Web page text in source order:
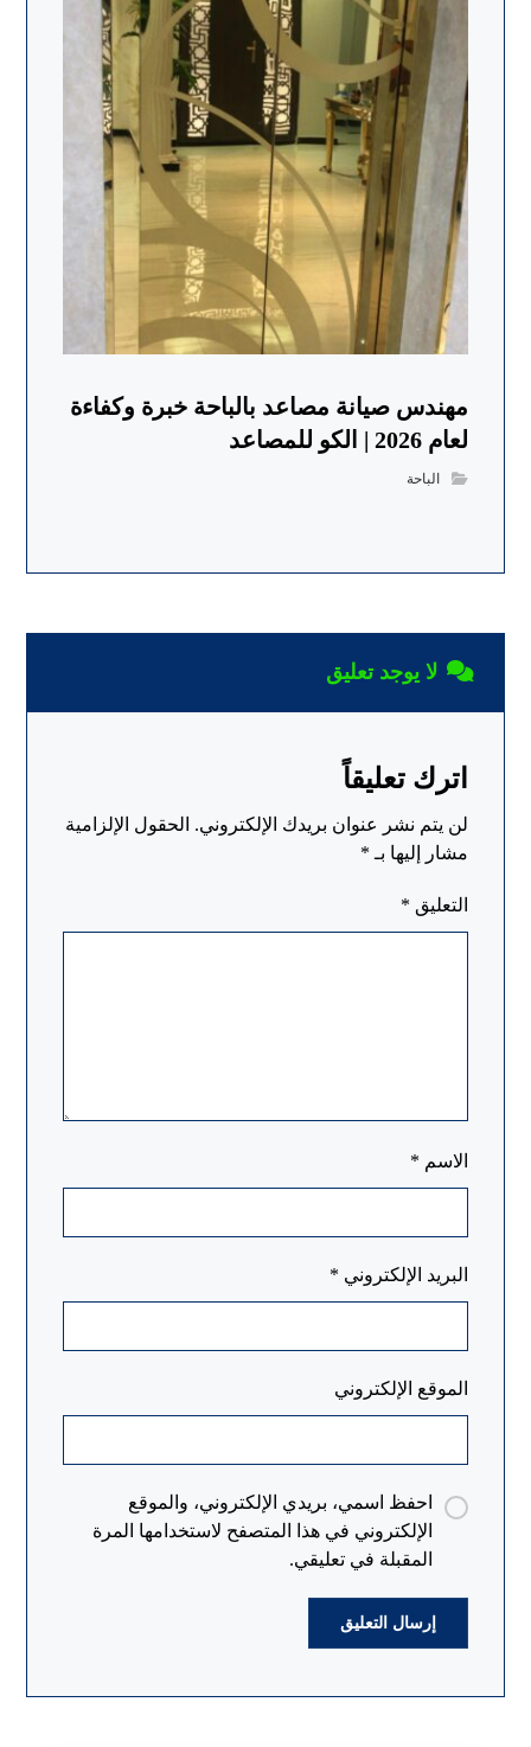
مهندس صيانة مصاعد بالباحة خبرة وكفاءة
لعام 2026 | الكو للمصاعد
الباحة
لا يوجد تعليق
اترك تعليقاً
لن يتم نشر عنوان بريدك الإلكتروني. الحقول الإلزامية
مشار إليها بـ *
التعليق *
الاسم *
البريد الإلكتروني *
الموقع الإلكتروني
احفظ اسمي، بريدي الإلكتروني، والموقع
الإلكتروني في هذا المتصفح لاستخدامها المرة
المقبلة في تعليقي.